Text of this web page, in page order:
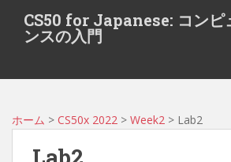
t
CS50 for Japanese: コンピ
ンスの入門
ホーム > CS50x 2022 > Week2 > Lab2